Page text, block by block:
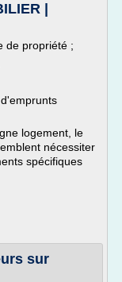
|
de propriété ;
logement, le
nécessiter
spécifiques
sur